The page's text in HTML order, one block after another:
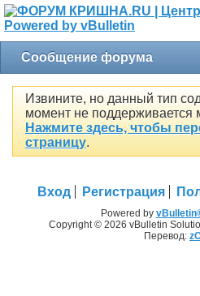
Сообщение форума
Извините, но данный тип
момент не поддерживается
Нажмите здесь, чтобы
страницу.
Вход Регистрация
Powered by
Copyright © 2026 vBulletin
Перевод: